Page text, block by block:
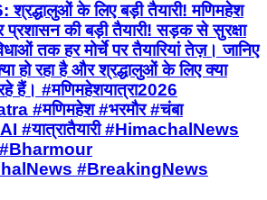
श्रद्धालुओं के लिए बड़ी तैयारी! मणिमहेश
की बड़ी तैयारी! सड़क से सुरक्षा
तक हर मोर्चे पर तैयारियां तेज़। जानिए
हो रहा है और श्रद्धालुओं के लिए क्या
हैं। #मणिमहेशयात्रा2026
#मणिमहेश #भरमौर #चंबा
#यात्रातैयारी #HimachalNews
#BreakingNews